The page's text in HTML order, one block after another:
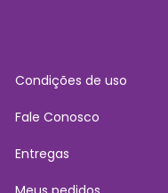
Condições de uso
Fale Conosco
Entregas